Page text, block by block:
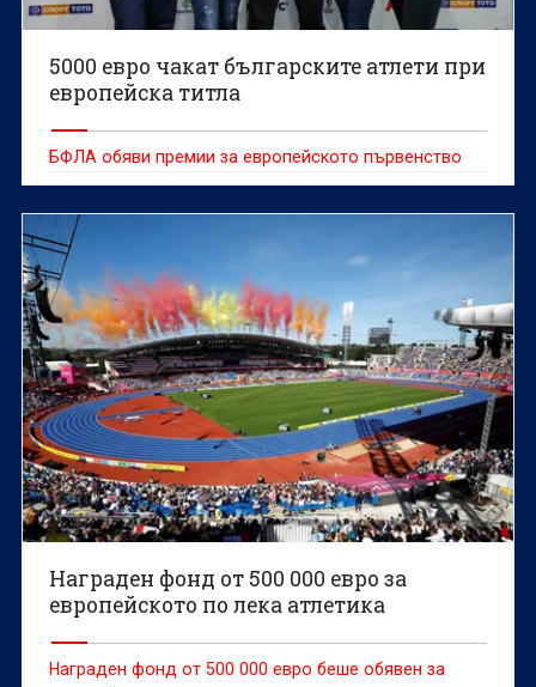
5000 евро чакат българските атлети при
европейска титла
БФЛА обяви премии за европейското първенство
Награден фонд от 500 000 евро за
европейското по лека атлетика
Награден фонд от 500 000 евро беше обявен за